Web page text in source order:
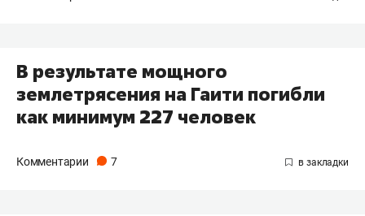
В результате мощного
землетрясения на Гаити погибли
как минимум 227 человек
Комментарии 7